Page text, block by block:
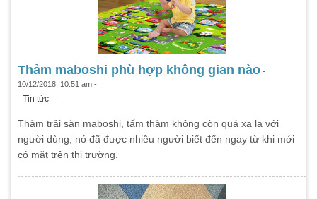
Thảm maboshi phù hợp không gian nào -
10/12/2018, 10:51 am -
- Tin tức -
Thảm trải sàn maboshi, tấm thảm không còn quá xa lạ với
người dùng, nó đã được nhiều người biết đến ngay từ khi mới
có mặt trên thị trường.